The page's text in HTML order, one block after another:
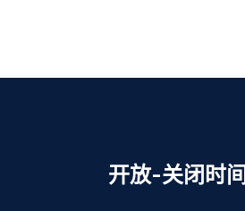
开放-关闭时间